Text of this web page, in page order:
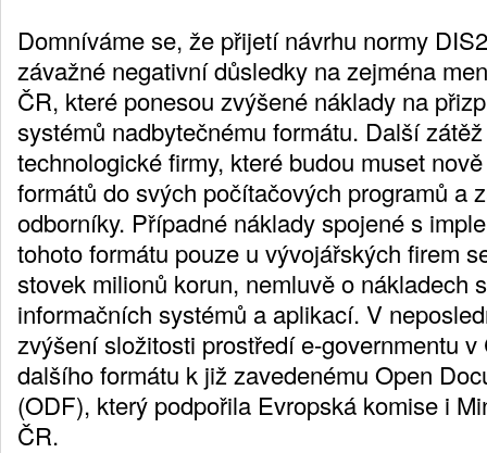
Domníváme se, že přijetí návrhu normy
závažné negativní důsledky na zejména
ČR, které ponesou zvýšené náklady na
systémů nadbytečnému formátu. Další
technologické firmy, které budou muset
formátů do svých počítačových programů a
odborníky. Případné náklady spojené s
tohoto formátu pouze u vývojářských firem
stovek milionů korun, nemluvě o nákladech
informačních systémů a aplikací. V
zvýšení složitosti prostředí e-governmentu
dalšího formátu k již zavedenému Open
(ODF), který podpořila Evropská komise i
ČR.